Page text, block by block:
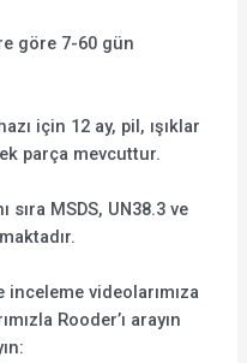
göre 7-60 gün
için 12 ay, pil, ışıklar
parça mevcuttur.
sıra MSDS, UN38.3 ve
inceleme videolarımıza
Rooder’ı arayın